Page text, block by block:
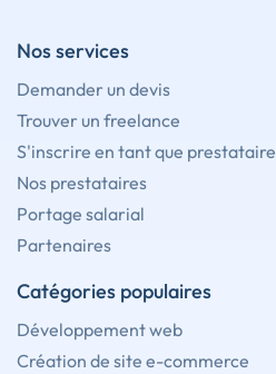
Nos services
Demander un devis
Trouver un freelance
S'inscrire en tant que prestataire
Nos prestataires
Portage salarial
Partenaires
Catégories populaires
Développement web
Création de site e-commerce